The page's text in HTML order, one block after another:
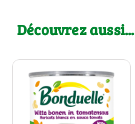
Découvrez aussi...